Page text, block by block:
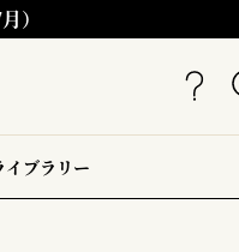
）
イブラリー